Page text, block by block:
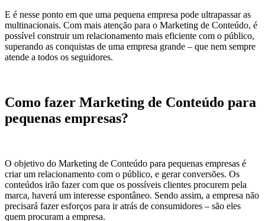
E é nesse ponto em que uma pequena empresa pode ultrapassar as
multinacionais. Com mais atenção para o Marketing de Conteúdo, é
possível construir um relacionamento mais eficiente com o público,
superando as conquistas de uma empresa grande – que nem sempre
atende a todos os seguidores.
Como fazer Marketing de Conteúdo para
pequenas empresas?
O objetivo do Marketing de Conteúdo para pequenas empresas é
criar um relacionamento com o público, e gerar conversões. Os
conteúdos irão fazer com que os possíveis clientes procurem pela
marca, haverá um interesse espontâneo. Sendo assim, a empresa não
precisará fazer esforços para ir atrás de consumidores – são eles
quem procuram a empresa.